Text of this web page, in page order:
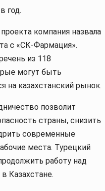
год.
компания назвала
с «СК-Фармация».
из 118
могут быть
на казахстанский рынок.
позволит
страны, снизить
современные
места. Турецкий
работу над
Казахстане.